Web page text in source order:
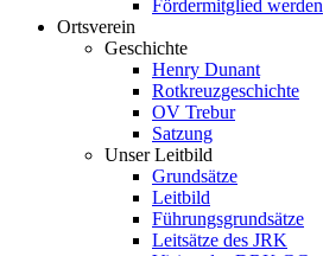
Fördermitglied werden
Ortsverein
Geschichte
Henry Dunant
Rotkreuzgeschichte
OV Trebur
Satzung
Unser Leitbild
Grundsätze
Leitbild
Führungsgrundsätze
Leitsätze des JRK